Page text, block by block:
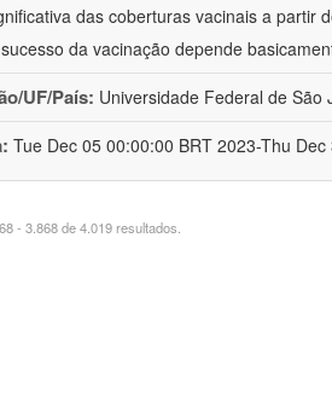
das coberturas vacinais a partir
da vacinação depende
UF/País: Universidade Federal de São
Tue Dec 05 00:00:00 BRT 2023-Thu
- 3.868 de 4.019 resultados.